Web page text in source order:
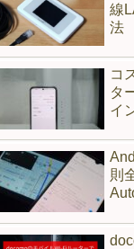
線
法
コ
タ
イ
則